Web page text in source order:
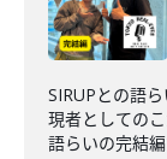
SIRUPとの語
現者としての
語らいの完結編